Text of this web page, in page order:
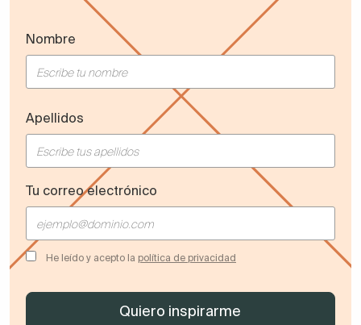
Nombre
Apellidos
Tu correo electrónico
He leído y acepto la política de privacidad